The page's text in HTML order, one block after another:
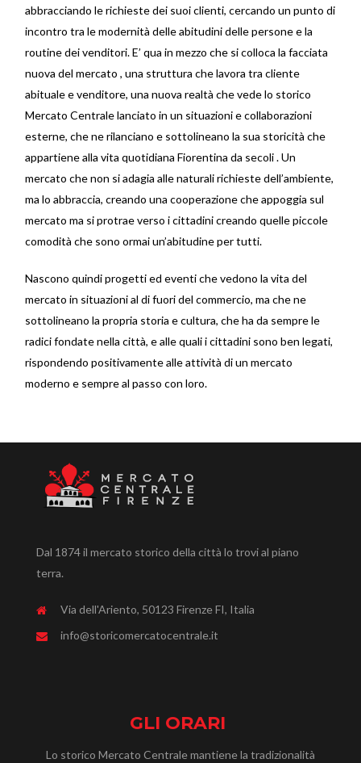
abbracciando le richieste dei suoi clienti, cercando un punto di
incontro tra le modernità delle abitudini delle persone e la
routine dei venditori. E’ qua in mezzo che si colloca la facciata
nuova del mercato , una struttura che lavora tra cliente
abituale e venditore, una nuova realtà che vede lo storico
Mercato Centrale lanciato in un situazioni e collaborazioni
esterne, che ne rilanciano e sottolineano la sua storicità che
appartiene alla vita quotidiana Fiorentina da secoli . Un
mercato che non si adagia alle naturali richieste dell’ambiente,
ma lo abbraccia, creando una cooperazione che appoggia sul
mercato ma si protrae verso i cittadini creando quelle piccole
comodità che sono ormai un’abitudine per tutti.
Nascono quindi progetti ed eventi che vedono la vita del
mercato in situazioni al di fuori del commercio, ma che ne
sottolineano la propria storia e cultura, che ha da sempre le
radici fondate nella città, e alle quali i cittadini sono ben legati,
rispondendo positivamente alle attività di un mercato
moderno e sempre al passo con loro.
Dal 1874 il mercato storico della città lo trovi al piano
terra.
Via dell'Ariento, 50123 Firenze FI, Italia
info@storicomercatocentrale.it
GLI ORARI
Lo storico Mercato Centrale mantiene la tradizionalità